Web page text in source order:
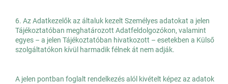
6. Az Adatkezelők az általuk kezelt Személyes adatokat a jelen
Tájékoztatóban meghatározott Adatfeldolgozókon, valamint
egyes – a jelen Tájékoztatóban hivatkozott – esetekben a Külső
szolgáltatókon kívül harmadik félnek át nem adják.
A jelen pontban foglalt rendelkezés alól kivételt képez az adatok